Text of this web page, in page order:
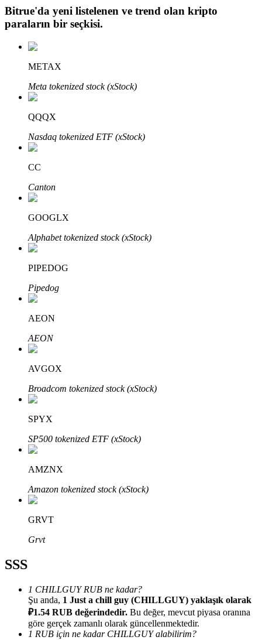
Otomatik Yatırım
Stake Etmeyi Öğrenin
Pasif gelir kazanma hakkında bilgi edinin
Bitrue
AI
Bitrue İş Ortağı
Kullanıcı başına %65'e kadar komisyon!
Yönlendirme
Arkadaşını davet et, nakit ödüller kazan
BTC Welcome Rewards
Bitrue'da yeni listelenen ve trend olan kripto
paraların bir seçkisi.
METAX
Meta tokenized stock (xStock)
QQQX
Nasdaq tokenized ETF (xStock)
CC
Canton
GOOGLX
Alphabet tokenized stock (xStock)
PIPEDOG
Pipedog
AEON
AEON
AVGOX
Broadcom tokenized stock (xStock)
SPYX
SP500 tokenized ETF (xStock)
AMZNX
Amazon tokenized stock (xStock)
GRVT
Grvt
SSS
1 CHILLGUY RUB ne kadar?
Şu anda, 1 Just a chill guy (CHILLGUY) yaklaşık olarak
₽1.54 RUB değerindedir. Bu değer, mevcut piyasa oranına
göre gerçek zamanlı olarak güncellenmektedir.
1 RUB için ne kadar CHILLGUY alabilirim?